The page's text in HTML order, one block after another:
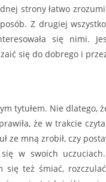
strony łatwo
Z drugiej
się nimi.
się do dobrego i
tytułem. Nie dlatego,
że w trakcie
ze mną zrobił, czy
w swoich
się też śmiać,